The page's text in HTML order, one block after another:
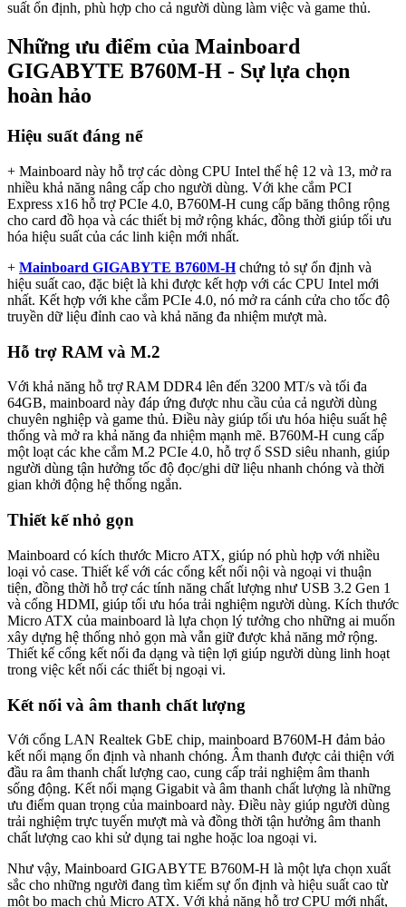
suất ổn định, phù hợp cho cả người dùng làm việc và game thủ.
Những ưu điểm của Mainboard
GIGABYTE B760M-H - Sự lựa chọn
hoàn hảo
Hiệu suất đáng nể
+ Mainboard này hỗ trợ các dòng CPU Intel thế hệ 12 và 13, mở ra
nhiều khả năng nâng cấp cho người dùng. Với khe cắm PCI
Express x16 hỗ trợ PCIe 4.0, B760M-H cung cấp băng thông rộng
cho card đồ họa và các thiết bị mở rộng khác, đồng thời giúp tối ưu
hóa hiệu suất của các linh kiện mới nhất.
+ Mainboard GIGABYTE B760M-Hchứng tỏ sự ổn định và
hiệu suất cao, đặc biệt là khi được kết hợp với các CPU Intel mới
nhất. Kết hợp với khe cắm PCIe 4.0, nó mở ra cánh cửa cho tốc độ
truyền dữ liệu đỉnh cao và khả năng đa nhiệm mượt mà.
Hỗ trợ RAM và M.2
Với khả năng hỗ trợ RAM DDR4 lên đến 3200 MT/s và tối đa
64GB, mainboard này đáp ứng được nhu cầu của cả người dùng
chuyên nghiệp và game thủ. Điều này giúp tối ưu hóa hiệu suất hệ
thống và mở ra khả năng đa nhiệm mạnh mẽ. B760M-H cung cấp
một loạt các khe cắm M.2 PCIe 4.0, hỗ trợ ổ SSD siêu nhanh, giúp
người dùng tận hưởng tốc độ đọc/ghi dữ liệu nhanh chóng và thời
gian khởi động hệ thống ngắn.
Thiết kế nhỏ gọn
Mainboard có kích thước Micro ATX, giúp nó phù hợp với nhiều
loại vỏ case. Thiết kế với các cổng kết nối nội và ngoại vi thuận
tiện, đồng thời hỗ trợ các tính năng chất lượng như USB 3.2 Gen 1
và cổng HDMI, giúp tối ưu hóa trải nghiệm người dùng. Kích thước
Micro ATX của mainboard là lựa chọn lý tưởng cho những ai muốn
xây dựng hệ thống nhỏ gọn mà vẫn giữ được khả năng mở rộng.
Thiết kế cổng kết nối đa dạng và tiện lợi giúp người dùng linh hoạt
trong việc kết nối các thiết bị ngoại vi.
Kết nối và âm thanh chất lượng
Với cổng LAN Realtek GbE chip, mainboard B760M-H đảm bảo
kết nối mạng ổn định và nhanh chóng. Âm thanh được cải thiện với
đầu ra âm thanh chất lượng cao, cung cấp trải nghiệm âm thanh
sống động. Kết nối mạng Gigabit và âm thanh chất lượng là những
ưu điểm quan trọng của mainboard này. Điều này giúp người dùng
trải nghiệm trực tuyến mượt mà và đồng thời tận hưởng âm thanh
chất lượng cao khi sử dụng tai nghe hoặc loa ngoại vi.
Như vậy, Mainboard GIGABYTE B760M-H là một lựa chọn xuất
sắc cho những người đang tìm kiếm sự ổn định và hiệu suất cao từ
một bo mạch chủ Micro ATX. Với khả năng hỗ trợ CPU mới nhất,